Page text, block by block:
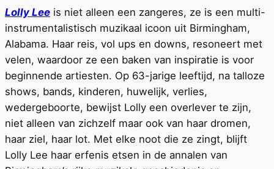
Lolly Lee is niet alleen een zangeres, ze is een multi-
instrumentalistisch muzikaal icoon uit Birmingham,
Alabama. Haar reis, vol ups en downs, resoneert met
velen, waardoor ze een baken van inspiratie is voor
beginnende artiesten. Op 63-jarige leeftijd, na talloze
shows, bands, kinderen, huwelijk, verlies,
wedergeboorte, bewijst Lolly een overlever te zijn,
niet alleen van zichzelf maar ook van haar dromen,
haar ziel, haar lot. Met elke noot die ze zingt, blijft
Lolly Lee haar erfenis etsen in de annalen van